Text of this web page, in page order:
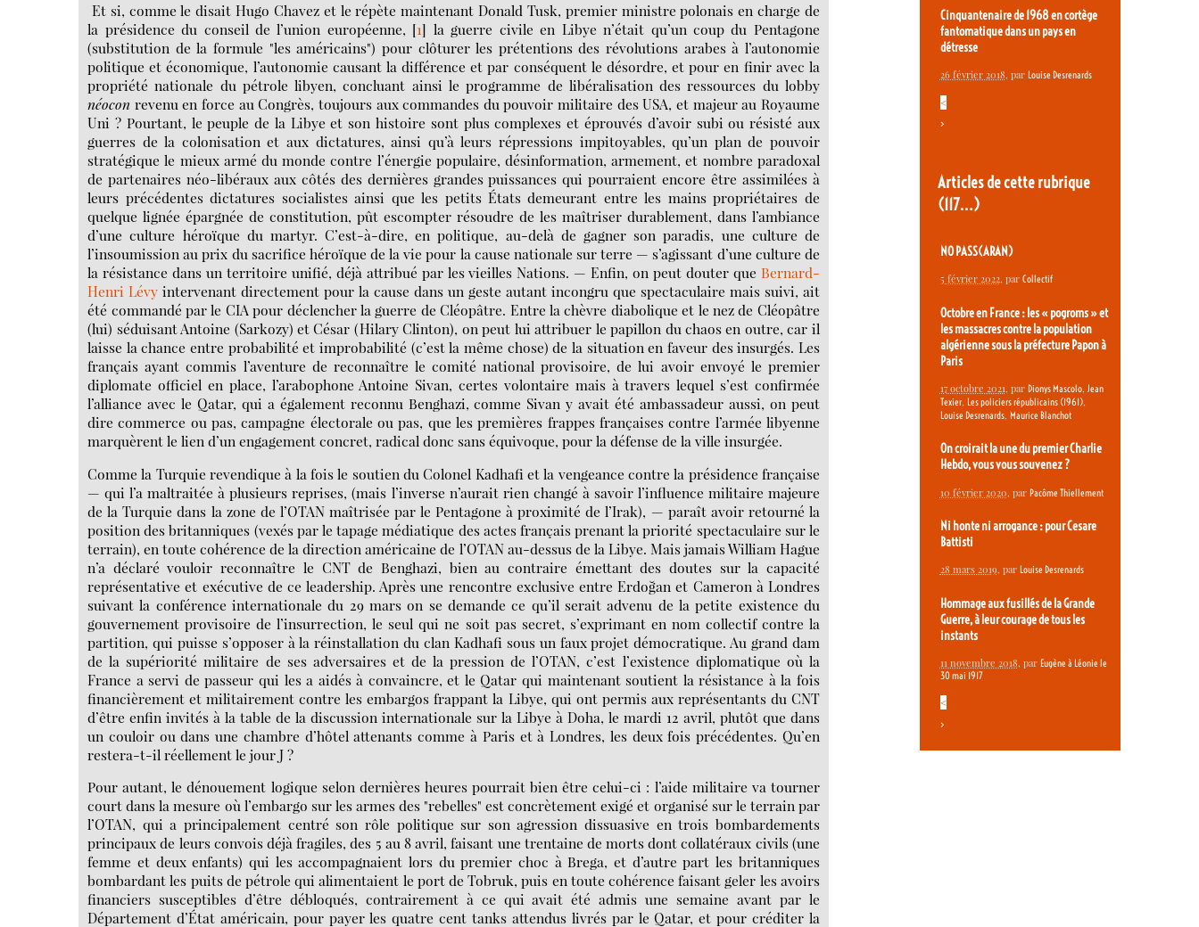
Et si, comme le disait Hugo Chavez et le répète maintenant Donald Tusk, premier ministre polonais en charge de
la présidence du conseil de l’union européenne, [1] la guerre civile en Libye n’était qu’un coup du Pentagone
(substitution de la formule "les américains") pour clôturer les prétentions des révolutions arabes à l’autonomie
politique et économique, l’autonomie causant la différence et par conséquent le désordre, et pour en finir avec la
propriété nationale du pétrole libyen, concluant ainsi le programme de libéralisation des ressources du lobby
néocon revenu en force au Congrès, toujours aux commandes du pouvoir militaire des USA, et majeur au Royaume
Uni ? Pourtant, le peuple de la Libye et son histoire sont plus complexes et éprouvés d’avoir subi ou résisté aux
guerres de la colonisation et aux dictatures, ainsi qu’à leurs répressions impitoyables, qu’un plan de pouvoir
stratégique le mieux armé du monde contre l’énergie populaire, désinformation, armement, et nombre paradoxal
de partenaires néo-libéraux aux côtés des dernières grandes puissances qui pourraient encore être assimilées à
leurs précédentes dictatures socialistes ainsi que les petits États demeurant entre les mains propriétaires de
quelque lignée épargnée de constitution, pût escompter résoudre de les maîtriser durablement, dans l’ambiance
d’une culture héroïque du martyr. C’est-à-dire, en politique, au-delà de gagner son paradis, une culture de
l’insoumission au prix du sacrifice héroïque de la vie pour la cause nationale sur terre — s’agissant d’une culture de
la résistance dans un territoire unifié, déjà attribué par les vieilles Nations. — Enfin, on peut douter que Bernard-
Henri Lévy intervenant directement pour la cause dans un geste autant incongru que spectaculaire mais suivi, ait
été commandé par le CIA pour déclencher la guerre de Cléopâtre. Entre la chèvre diabolique et le nez de Cléopâtre
(lui) séduisant Antoine (Sarkozy) et César (Hilary Clinton), on peut lui attribuer le papillon du chaos en outre, car il
laisse la chance entre probabilité et improbabilité (c’est la même chose) de la situation en faveur des insurgés. Les
français ayant commis l’aventure de reconnaître le comité national provisoire, de lui avoir envoyé le premier
diplomate officiel en place, l’arabophone Antoine Sivan, certes volontaire mais à travers lequel s’est confirmée
l’alliance avec le Qatar, qui a également reconnu Benghazi, comme Sivan y avait été ambassadeur aussi, on peut
dire commerce ou pas, campagne électorale ou pas, que les premières frappes françaises contre l’armée libyenne
marquèrent le lien d’un engagement concret, radical donc sans équivoque, pour la défense de la ville insurgée.
Comme la Turquie revendique à la fois le soutien du Colonel Kadhafi et la vengeance contre la présidence française
— qui l’a maltraitée à plusieurs reprises, (mais l’inverse n’aurait rien changé à savoir l’influence militaire majeure
de la Turquie dans la zone de l’OTAN maîtrisée par le Pentagone à proximité de l’Irak), — paraît avoir retourné la
position des britanniques (vexés par le tapage médiatique des actes français prenant la priorité spectaculaire sur le
terrain), en toute cohérence de la direction américaine de l’OTAN au-dessus de la Libye. Mais jamais William Hague
n’a déclaré vouloir reconnaître le CNT de Benghazi, bien au contraire émettant des doutes sur la capacité
représentative et exécutive de ce leadership. Après une rencontre exclusive entre Erdoğan et Cameron à Londres
suivant la conférence internationale du 29 mars on se demande ce qu’il serait advenu de la petite existence du
gouvernement provisoire de l’insurrection, le seul qui ne soit pas secret, s’exprimant en nom collectif contre la
partition, qui puisse s’opposer à la réinstallation du clan Kadhafi sous un faux projet démocratique. Au grand dam
de la supériorité militaire de ses adversaires et de la pression de l’OTAN, c’est l’existence diplomatique où la
France a servi de passeur qui les a aidés à convaincre, et le Qatar qui maintenant soutient la résistance à la fois
financièrement et militairement contre les embargos frappant la Libye, qui ont permis aux représentants du CNT
d’être enfin invités à la table de la discussion internationale sur la Libye à Doha, le mardi 12 avril, plutôt que dans
un couloir ou dans une chambre d’hôtel attenants comme à Paris et à Londres, les deux fois précédentes. Qu’en
restera-t-il réellement le jour J ?
Pour autant, le dénouement logique selon dernières heures pourrait bien être celui-ci : l’aide militaire va tourner
court dans la mesure où l’embargo sur les armes des "rebelles" est concrètement exigé et organisé sur le terrain par
l’OTAN, qui a principalement centré son rôle politique sur son agression dissuasive en trois bombardements
principaux de leurs convois déjà fragiles, des 5 au 8 avril, faisant une trentaine de morts dont collatéraux civils (une
femme et deux enfants) qui les accompagnaient lors du premier choc à Brega, et d’autre part les britanniques
bombardant les puits de pétrole qui alimentaient le port de Tobruk, puis en toute cohérence faisant geler les avoirs
financiers susceptibles d’être débloqués, contrairement à ce qui avait été admis une semaine avant par le
Département d’État américain, pour payer les quatre cent tanks attendus livrés par le Qatar, et pour créditer la
Cinquantenaire de 1968 en cortège
fantomatique dans un pays en
détresse
26 février 2018, par Louise Desrenards
<
>
Articles de cette rubrique
(117…)
NO PASS(ARAN)
5 février 2022, par Collectif
Octobre en France : les « pogroms » et
les massacres contre la population
algérienne sous la préfecture Papon à
Paris
17 octobre 2021, par Dionys Mascolo, Jean
Texier, Les policiers républicains (1961),
Louise Desrenards, Maurice Blanchot
On croirait la une du premier Charlie
Hebdo, vous vous souvenez ?
10 février 2020, par Pacôme Thiellement
Ni honte ni arrogance : pour Cesare
Battisti
28 mars 2019, par Louise Desrenards
Hommage aux fusillés de la Grande
Guerre, à leur courage de tous les
instants
11 novembre 2018, par Eugène à Léonie le
30 mai 1917
<
>